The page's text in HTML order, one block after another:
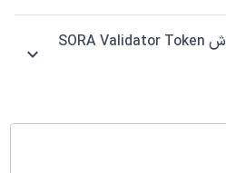
عرضه‌ی کل و عرضه‌ی در گردش SORA Validator Token